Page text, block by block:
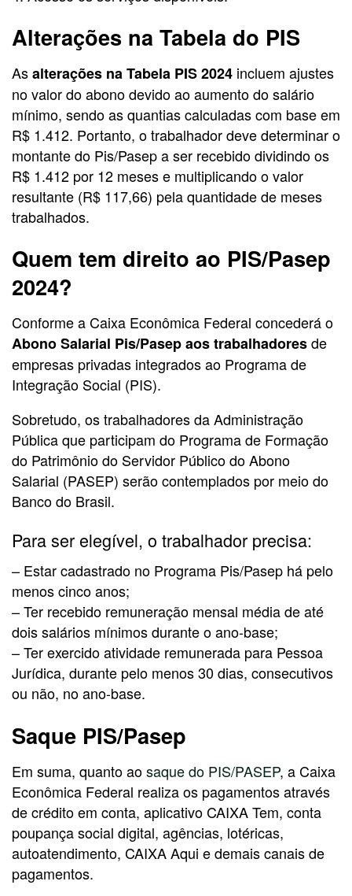
Alterações na Tabela do PIS
Asalterações na Tabela PIS 2024 incluem ajustes
no valor do abono devido ao aumento do salário
mínimo, sendo as quantias calculadas com base em
R$ 1.412. Portanto, o trabalhador deve determinar o
montante do Pis/Pasep a ser recebido dividindo os
R$ 1.412 por 12 meses e multiplicando o valor
resultante (R$ 117,66) pela quantidade de meses
trabalhados.
Quem tem direito ao PIS/Pasep
2024?
Conforme a Caixa Econômica Federal concederá o
Abono Salarial Pis/Pasep aos trabalhadoresde
empresas privadas integrados ao Programa de
Integração Social (PIS).
Sobretudo, os trabalhadores da Administração
Pública que participam do Programa de Formação
do Patrimônio do Servidor Público do Abono
Salarial (PASEP) serão contemplados por meio do
Banco do Brasil.
Para ser elegível, o trabalhador precisa:
– Estar cadastrado no Programa Pis/Pasep há pelo
menos cinco anos;
– Ter recebido remuneração mensal média de até
dois salários mínimos durante o ano-base;
– Ter exercido atividade remunerada para Pessoa
Jurídica, durante pelo menos 30 dias, consecutivos
ou não, no ano-base.
Saque PIS/Pasep
Em suma, quanto aosaque do PIS/PASEP, a Caixa
Econômica Federal realiza os pagamentos através
de crédito em conta, aplicativo CAIXA Tem, conta
poupança social digital, agências, lotéricas,
autoatendimento, CAIXA Aqui e demais canais de
pagamentos.